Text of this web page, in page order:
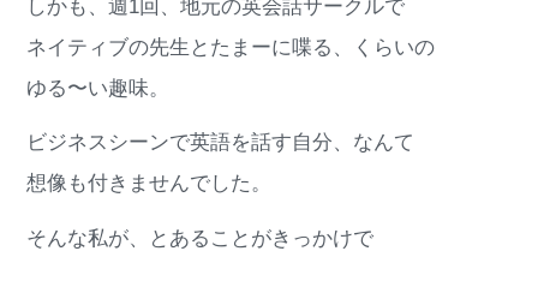
しかも、週1回、地元の英会話サークルで
ネイティブの先生とたまーに喋る、くらいの
ゆる〜い趣味。
ビジネスシーンで英語を話す自分、なんて
想像も付きませんでした。
そんな私が、とあることがきっかけで